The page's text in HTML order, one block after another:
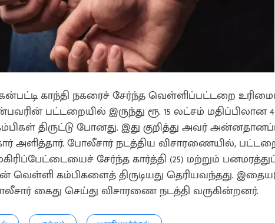
காந்தி நகரைச் சேர்ந்த வெள்ளிப்பட்டறை
பட்டறையில் இருந்து ரூ. 15 லட்சம் மதிப்பிலான
திருட்டு போனது. இது குறித்து அவர்
அளித்தார். போலீசார் நடத்திய விசாரணையில்,
சேர்ந்த கார்த்தி (25) மற்றும்
வெள்ளி கம்பிகளைத் திருடியது தெரியவந்தது.
கைது செய்து விசாரணை நடத்தி வருகின்றனர்.